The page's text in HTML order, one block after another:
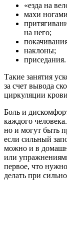
«езда на
махи
на него;
наклоны;
приседания.
Такие занятия
за счет вывода
циркуляции
Боль и
каждого
но и могут быть
если сильный
можно и в
или
первое, что
делать при